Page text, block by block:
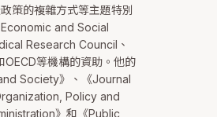
策的複雜方式等主題特別
and Social
Research Council、
等機構的資助。他的
Society》、《Journal
Policy and
》和《Public